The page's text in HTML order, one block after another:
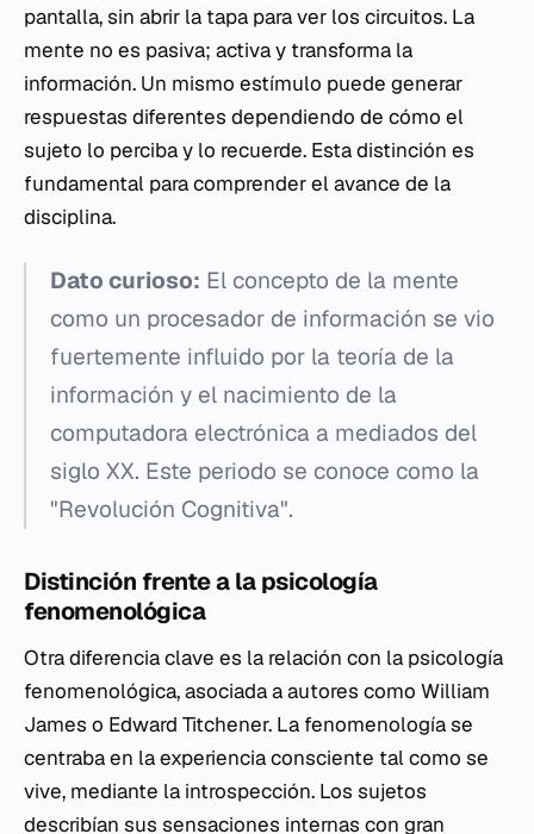
pantalla, sin abrir la tapa para ver los circuitos. La
mente no es pasiva; activa y transforma la
información. Un mismo estímulo puede generar
respuestas diferentes dependiendo de cómo el
sujeto lo perciba y lo recuerde. Esta distinción es
fundamental para comprender el avance de la
disciplina.
Dato curioso: El concepto de la mente
como un procesador de información se vio
fuertemente influido por la teoría de la
información y el nacimiento de la
computadora electrónica a mediados del
siglo XX. Este periodo se conoce como la
"Revolución Cognitiva".
Distinción frente a la psicología
fenomenológica
Otra diferencia clave es la relación con la psicología
fenomenológica, asociada a autores como William
James o Edward Titchener. La fenomenología se
centraba en la experiencia consciente tal como se
vive, mediante la introspección. Los sujetos
describían sus sensaciones internas con gran